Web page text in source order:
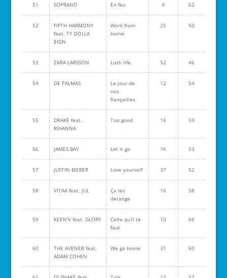
51 SOPRANO En feu 4 62
52
FIFTH HARMONY
feat. TY DOLLA
$IGN
Work from
home
25 50
53 ZARA LARSSON Lush life 52 46
54 DE PALMAS
Le jour de
nos
fiançailles
12 54
55
DRAKE feat.
RIHANNA
Too good 16 59
56 JAMES BAY Let it go 16 53
57 JUSTIN BIEBER Love yourself 37 52
58 VITAA feat. JUL
Ça les
derange
16 58
59 KEEN'V feat. GLORY
Celle qu'il te
faut
10 66
60
THE AVENER feat.
ADAM COHEN
We go home 31 60